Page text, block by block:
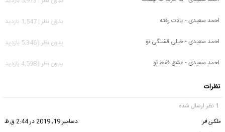
احمد سعیدی - یادت رفته
بدون نظر | 1,547 بازدید
احمد سعیدی - خیلی قشنگی تو
بدون نظر | 5,346 بازدید
احمد سعیدی - عشق فقط تو
بدون نظر | 4,598 بازدید
نظرات
1 نظر ارسال شده
ملکی فر
دسامبر 19, 2019 در 2:44 ق.ظ